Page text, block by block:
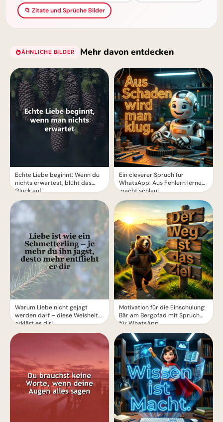
📁 Zitate und Sprüche Bilder
ÄHNLICHE BILDER Mehr davon entdecken
Echte Liebe beginnt: Wenn du
nichts erwartest, blüht das
Glück auf
Warum Liebe nicht gejagt
werden darf – diese Weisheit
erklärt es dir!
Ein cleverer Spruch für
WhatsApp: Aus Fehlern lernen
macht schlau!
Motivation für die Einschulung:
Bär am Bergpfad mit Spruch
für WhatsApp